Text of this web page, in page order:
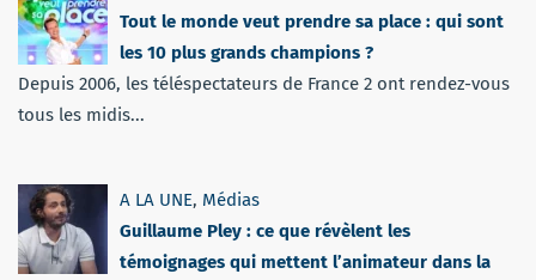
Tout le monde veut prendre sa place : qui sont
les 10 plus grands champions ?
Depuis 2006, les téléspectateurs de France 2 ont rendez-vous
tous les midis...
A LA UNE, Médias
Guillaume Pley : ce que révèlent les
témoignages qui mettent l’animateur dans la